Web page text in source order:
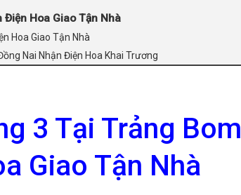
Hoa Giao Tận Nhà
Hoa Giao Tận Nhà
Nai Nhận Điện Hoa Khai Trương
3 Tại Trảng Bom
Giao Tận Nhà